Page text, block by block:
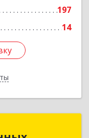
197
14
данных